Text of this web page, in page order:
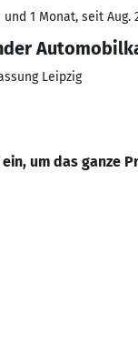
und 1 Monat, seit Aug.
Leipzig
um das ganze